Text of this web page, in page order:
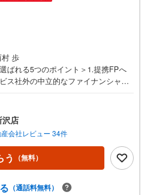
歩
ばれる5つのポイント＞1.提携FPへ
ス社外の中立的なファイナンシャル
ュレーションをご提案できます2.物
中心にたくさんの情報をご用意して
ット広告前の物件も多数取り揃えて
希望エリアをお申し付けください。
ォーム、新築請負所沢店の3階はリフ
の相談スペースです。一級建築士を
建築についてご相談頂けます4.年中
店
会社レビュー 34件
う （無料）
（通話料無料）